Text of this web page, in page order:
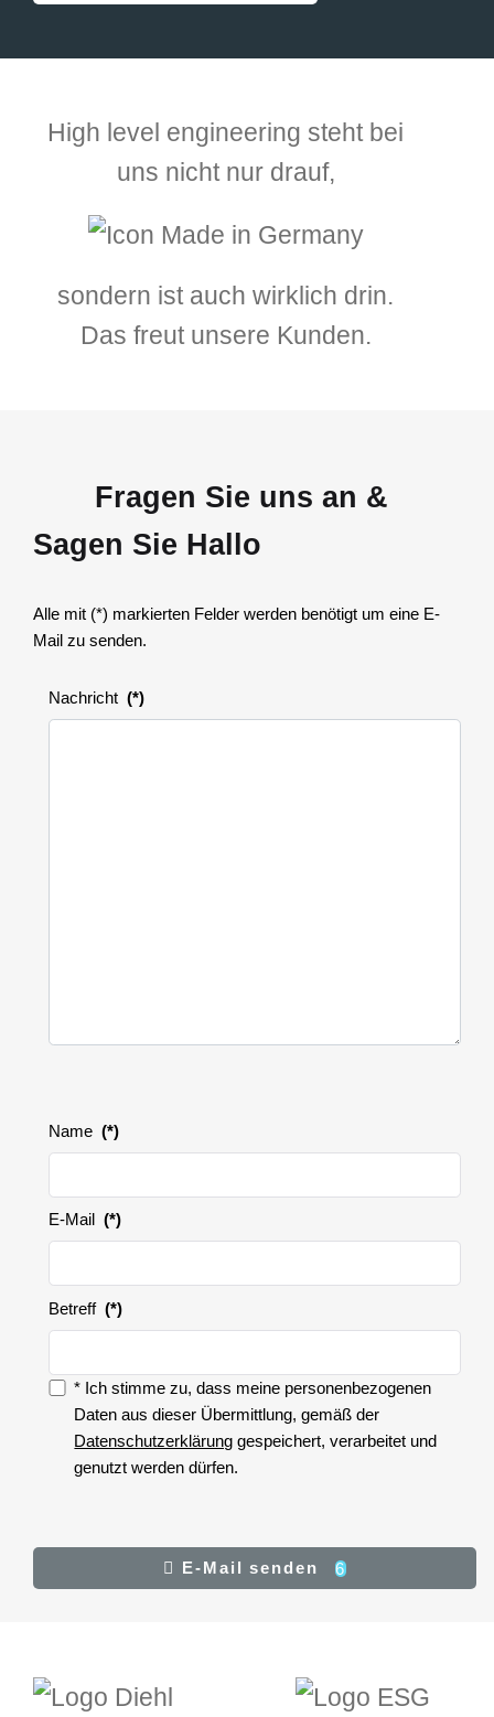
High level engineering steht bei
uns nicht nur drauf,
sondern ist auch wirklich drin.
Das freut unsere Kunden.
Fragen Sie uns an &
Sagen Sie Hallo
Alle mit (*) markierten Felder werden benötigt um eine E-
Mail zu senden.
Nachricht (*)
Name (*)
E-Mail (*)
Betreff (*)
Zustimmung
Zustimmung
* Ich stimme zu, dass meine personenbezogenen
Daten aus dieser Übermittlung, gemäß der
Datenschutzerklärung gespeichert, verarbeitet und
genutzt werden dürfen.
E-Mail senden 5